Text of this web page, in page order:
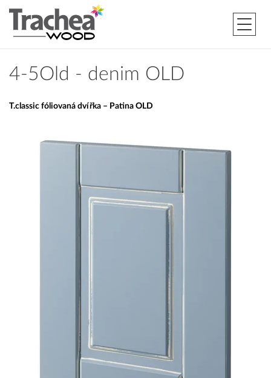
4-5Old - denim OLD
T.classic fóliovaná dvířka – Patina OLD